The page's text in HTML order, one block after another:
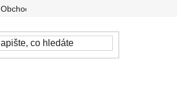
Obchodní podmínky